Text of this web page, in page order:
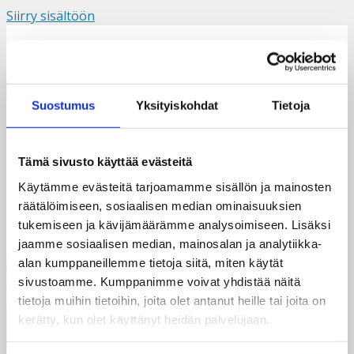
Suostumus Yksityiskohdat Tietoja
Tämä sivusto käyttää evästeitä
Käytämme evästeitä tarjoamamme sisällön ja mainosten
räätälöimiseen, sosiaalisen median ominaisuuksien
tukemiseen ja kävijämäärämme analysoimiseen. Lisäksi
jaamme sosiaalisen median, mainosalan ja analytiikka-
alan kumppaneillemme tietoja siitä, miten käytät
sivustoamme. Kumppanimme voivat yhdistää näitä
tietoja muihin tietoihin, joita olet antanut heille tai joita on
kerätty, kun olet käyttänyt heidän palvelujaan.
Siirry sisältöön
Valikko
Makena2